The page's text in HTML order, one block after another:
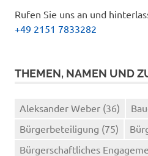
Rufen Sie uns an und
+49 2151 7833282
THEMEN, NAMEN UND
Aleksander Weber (36)
Bürgerbeteiligung (75)
Bürgerschaftliches